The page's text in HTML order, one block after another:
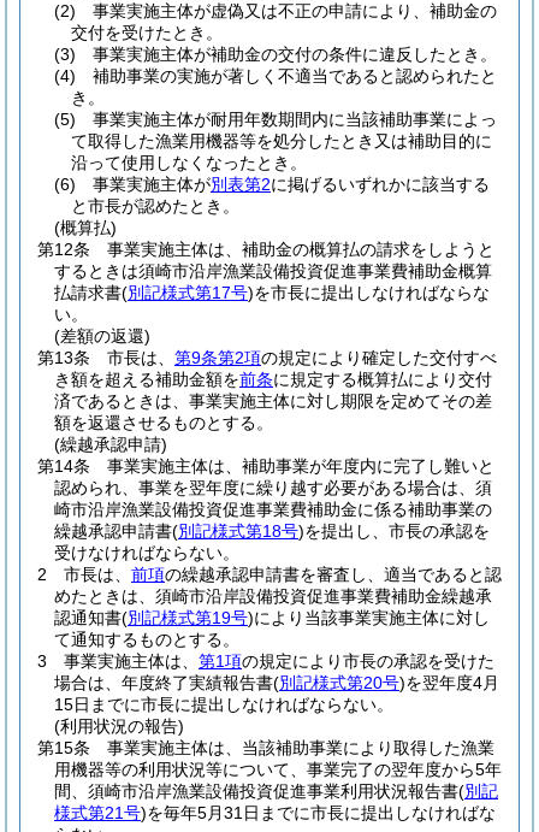
(2)
事業実施主体が虚偽又は不正の申請により、補助金の
交付を受けたとき。
(3)
事業実施主体が補助金の交付の条件に違反したとき。
(4)
補助事業の実施が著しく不適当であると認められたと
き。
(5)
事業実施主体が耐用年数期間内に当該補助事業によっ
て取得した漁業用機器等を処分したとき又は補助目的に
沿って使用しなくなったとき。
(6)
事業実施主体が別表第2に掲げるいずれかに該当する
と市長が認めたとき。
(概算払)
第12条
事業実施主体は、補助金の概算払の請求をしようと
するときは須崎市沿岸漁業設備投資促進事業費補助金概算
払請求書(別記様式第17号)を市長に提出しなければならな
い。
(差額の返還)
第13条
市長は、 第9条第2項の規定により確定した交付すべ
き額を超える補助金額を前条に規定する概算払により交付
済であるときは、事業実施主体に対し期限を定めてその差
額を返還させるものとする。
(繰越承認申請)
第14条
事業実施主体は、補助事業が年度内に完了し難いと
認められ、事業を翌年度に繰り越す必要がある場合は、須
崎市沿岸漁業設備投資促進事業費補助金に係る補助事業の
繰越承認申請書(別記様式第18号)を提出し、市長の承認を
受けなければならない。
2
市長は、 前項の繰越承認申請書を審査し、適当であると認
めたときは、須崎市沿岸設備投資促進事業費補助金繰越承
認通知書(別記様式第19号)により当該事業実施主体に対し
て通知するものとする。
3
事業実施主体は、 第1項の規定により市長の承認を受けた
場合は、年度終了実績報告書(別記様式第20号)を翌年度4月
15日までに市長に提出しなければならない。
(利用状況の報告)
第15条
事業実施主体は、当該補助事業により取得した漁業
用機器等の利用状況等について、事業完了の翌年度から5年
間、須崎市沿岸漁業設備投資促進事業利用状況報告書(別記
様式第21号)を毎年5月31日までに市長に提出しなければな